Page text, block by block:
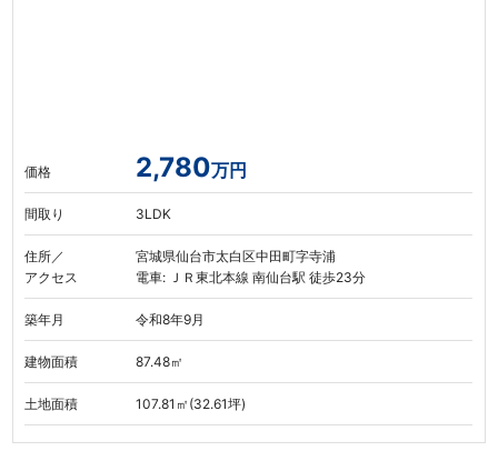
価格 2,780万円
間取り 3LDK
住所／
アクセス
宮城県仙台市太白区中田町字寺浦
電車: ＪＲ東北本線 南仙台駅 徒歩23分
築年月 令和8年9月
建物面積 87.48㎡
土地面積 107.81㎡(32.61坪)